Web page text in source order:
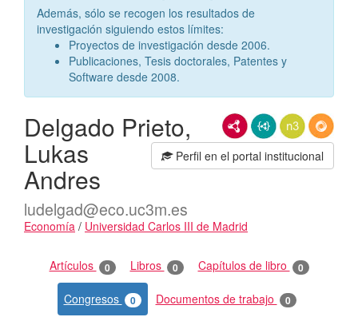
Además, sólo se recogen los resultados de
investigación siguiendo estos límites:
Proyectos de investigación desde 2006.
Publicaciones, Tesis doctorales, Patentes y
Software desde 2008.
RDF/XMLJSON-LDN3/Turtle
Perfil en el portal institucional
Delgado Prieto,
Lukas
Andres
ludelgad@eco.uc3m.es
Economía / Universidad Carlos III de Madrid
Actividades
Artículos 0 Libros 0 Capítulos de libro 0
Congresos 0 Documentos de trabajo 0